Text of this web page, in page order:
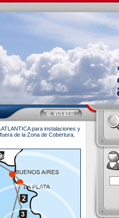
para instalaciones y
de la Zona de Cobertura,